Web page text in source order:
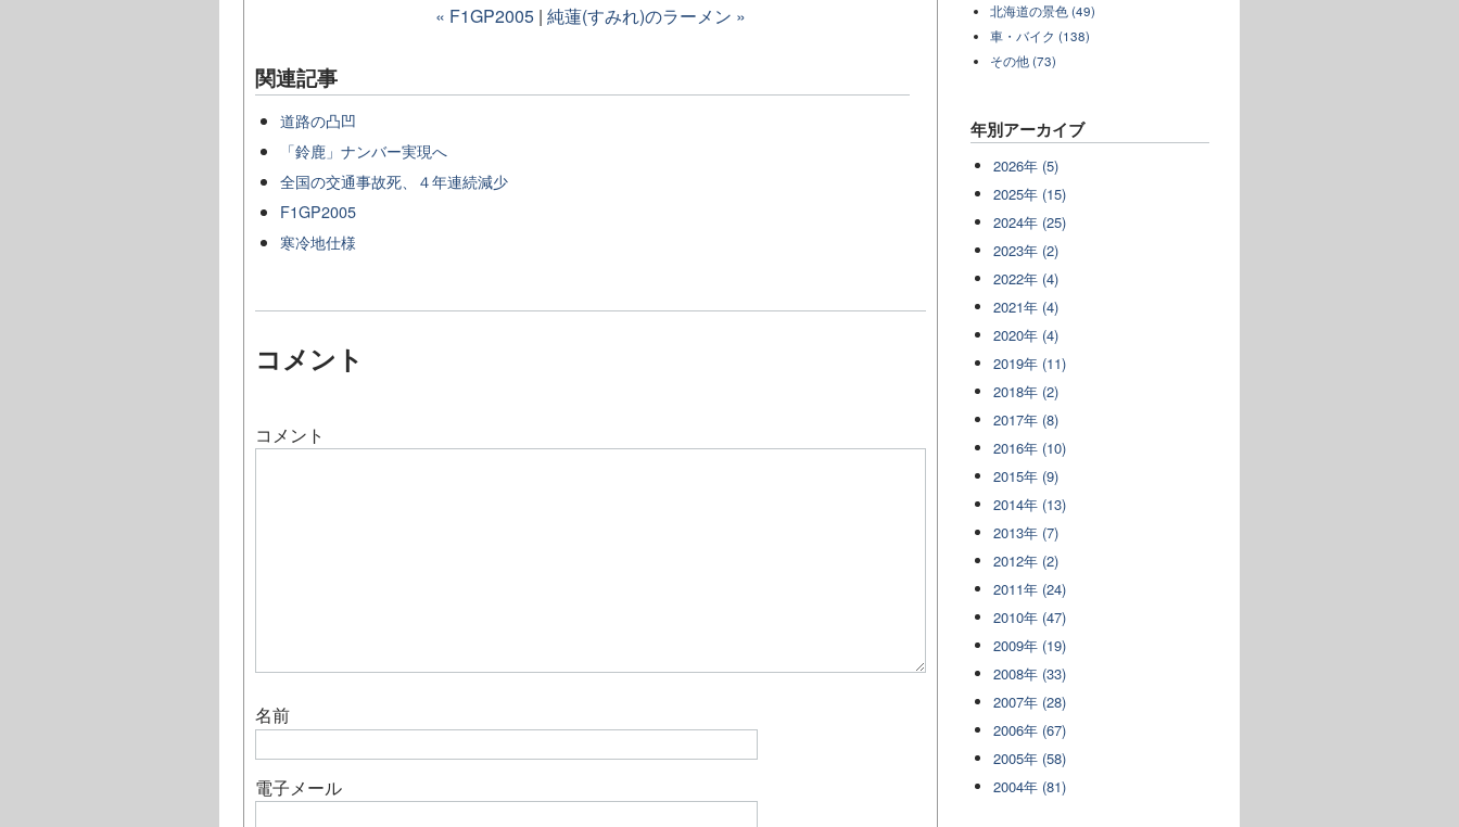
« F1GP2005| 純蓮(すみれ)のラーメン »
関連記事
道路の凸凹
「鈴鹿」ナンバー実現へ
全国の交通事故死、４年連続減少
F1GP2005
寒冷地仕様
コメント
コメント
名前
電子メール
北海道の景色 (49)
車・バイク (138)
その他 (73)
年別アーカイブ
2026年 (5)
2025年 (15)
2024年 (25)
2023年 (2)
2022年 (4)
2021年 (4)
2020年 (4)
2019年 (11)
2018年 (2)
2017年 (8)
2016年 (10)
2015年 (9)
2014年 (13)
2013年 (7)
2012年 (2)
2011年 (24)
2010年 (47)
2009年 (19)
2008年 (33)
2007年 (28)
2006年 (67)
2005年 (58)
2004年 (81)